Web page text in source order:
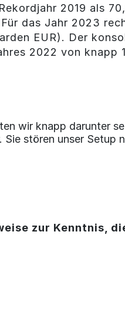
2019 als
das Jahr 2023
EUR). Der
2022 von knapp
wir knapp darunter
stören unser Setup
zur Kenntnis,